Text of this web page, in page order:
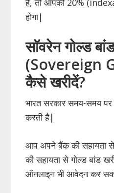
होगा|
सॉवरेन गोल्ड
(Sovereign
कैसे खरीदें?
भारत सरकार समय-समय पर
करती है|
आप अपने बैंक की सहायता
की सहायता से गोल्ड बांड
ऑनलाइन भी आवेदन कर